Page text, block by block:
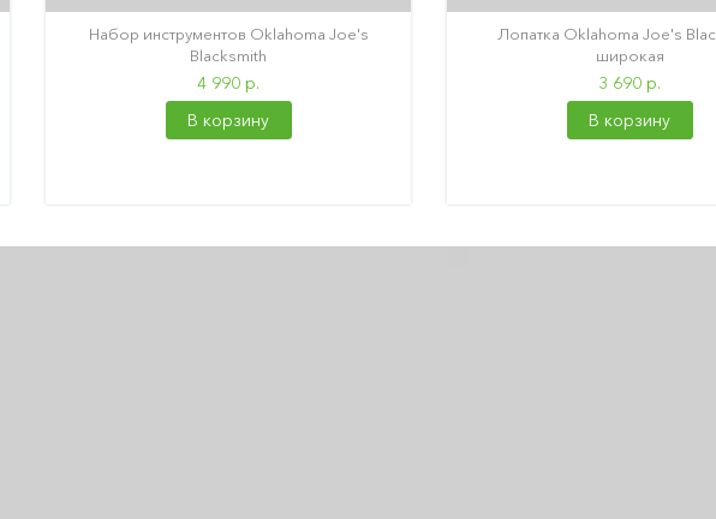
Набор инструментов Oklahoma Joe's
Blacksmith
4 990 р.
В корзину
Лопатка Oklahoma Joe's
широкая
3 690 р.
В корзину